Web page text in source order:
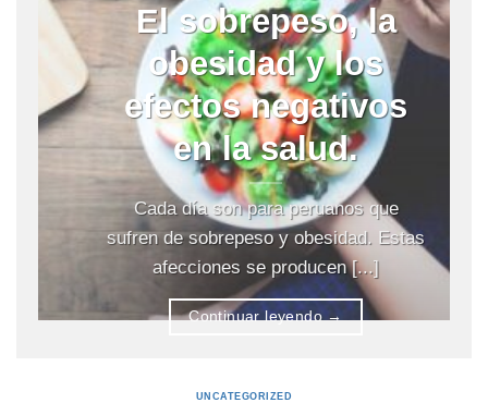
El sobrepeso, la
obesidad y los
efectos negativos
en la salud.
Cada día son para peruanos que
sufren de sobrepeso y obesidad. Estas
afecciones se producen [...]
Continuar leyendo →
UNCATEGORIZED